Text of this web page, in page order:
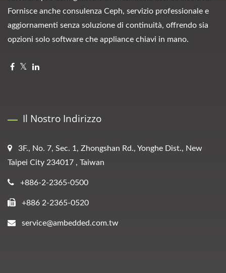
Fornisce anche consulenza Ceph, servizio professionale e
aggiornamenti senza soluzione di continuità, offrendo sia
opzioni solo software che appliance chiavi in mano.
Il Nostro Indirizzo
3F., No. 7, Sec. 1, Zhongshan Rd., Yonghe Dist., New
Taipei City 234017 , Taiwan
+886-2-2365-0500
+886 2-2365-0520
service@ambedded.com.tw